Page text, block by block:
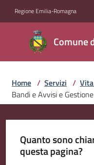
Regione Emilia-Romagna
Comune
Comune
di
Argelato
Amministrazione
Servizi
Home / Servizi /
Bandi e Avvisi e
Quanto sono
questa pagina?